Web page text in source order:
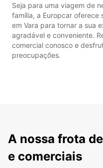
Seja para uma viagem de
família, a Europcar oferece
em Vara para tornar a sua
agradável e conveniente.
comercial conosco e
preocupações.
A nossa frota
e comerciais